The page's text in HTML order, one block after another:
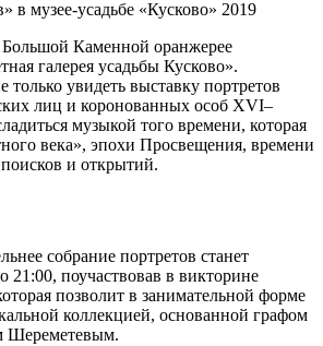
в музее-усадьбе «Кусково» 2019
Каменной оранжерее
галерея усадьбы Кусково».
только увидеть выставку портретов
лиц и коронованных особ XVI–
музыкой того времени, которая
века», эпохи Просвещения, времени
и открытий.
собрание портретов станет
поучаствовав в викторине
позволит в занимательной форме
коллекцией, основанной графом
Шереметевым.